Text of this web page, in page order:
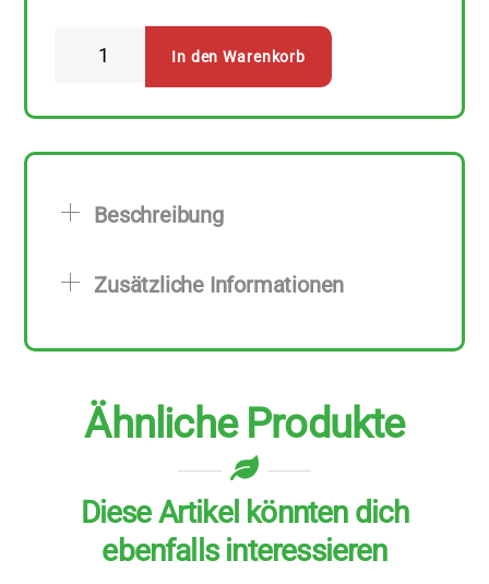
Stück
In den Warenkorb
Beschreibung
Zusätzliche Informationen
Ähnliche Produkte
Diese Artikel könnten dich
ebenfalls interessieren